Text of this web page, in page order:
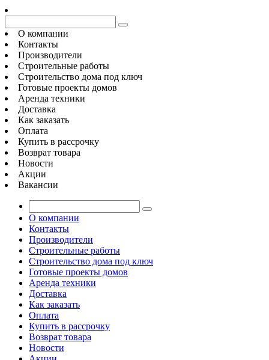
О компании
Контакты
Производители
Строительные работы
Строительство дома под ключ
Готовые проекты домов
Аренда техники
Доставка
Как заказать
Оплата
Купить в рассрочку
Возврат товара
Новости
Акции
Вакансии
О компании
Контакты
Производители
Строительные работы
Строительство дома под ключ
Готовые проекты домов
Аренда техники
Доставка
Как заказать
Оплата
Купить в рассрочку
Возврат товара
Новости